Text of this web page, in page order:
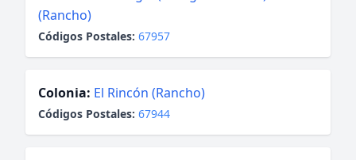
(Rancho)
Códigos Postales: 67957
Colonia: El Rincón (Rancho)
Códigos Postales: 67944